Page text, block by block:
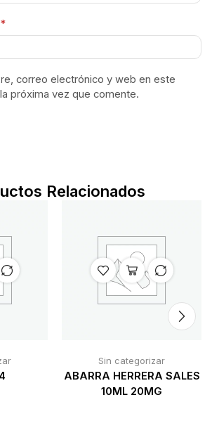
*
correo electrónico y web en este
próxima vez que comente.
Relacionados
Sin categorizar
ABARRA HERRERA SALES
10ML 20MG